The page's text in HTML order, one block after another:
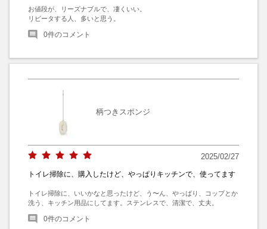
お値段が、リーズナブルで、凄くいい。
リビータする人、多いと思う。
0件のコメント
柄つきスポンジ
2025/02/27
トイレ掃除に、購入したけど、やっぱりキッチンで、使ってます
トイレ掃除に、いいかなと思ったけど、う〜ん、やっばり、コップとか
洗う、キッチン用品にしてます。ステンレスで、清潔で、丈夫。
0件のコメント